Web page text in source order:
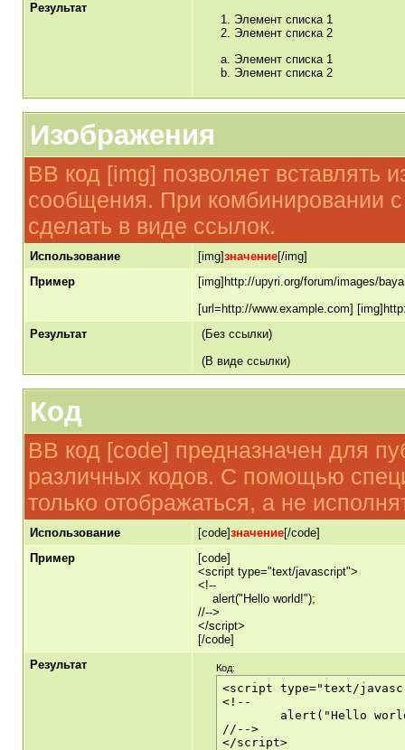
Результат
Элемент списка 1
Элемент списка 2
Элемент списка 1
Элемент списка 2
Изображения
BB код [img] позволяет вставлять
сообщения. При комбинировании
сделать в виде ссылок.
Использование [img]значение[/img]
Пример
[img]http://upyri.org/forum/images/
[url=http://www.example.com]
Результат
(Без ссылки)
(В виде ссылки)
Код
BB код [code] предназначен для
различных кодов. С помощью
только отображаться, а не
Использование [code]значение[/code]
Пример
[code]
<script type="text/javascript">
<!--
alert("Hello world!");
//-->
</script>
[/code]
Результат
Код:
<script type="text/
<!--
//-->
</script>